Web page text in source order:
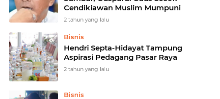
Cendikiawan Muslim Mumpuni
2 tahun yang lalu
Bisnis
Hendri Septa-Hidayat Tampung
Aspirasi Pedagang Pasar Raya
2 tahun yang lalu
Bisnis